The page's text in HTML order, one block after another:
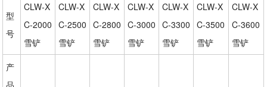
型
号
CLW-X
C-2000
雪铲
CLW-X
C-2500
雪铲
CLW-X
C-2800
雪铲
CLW-X
C-3000
雪铲
CLW-X
C-3300
雪铲
CLW-X
C-3500
雪铲
CLW-X
C-3600
雪铲
产
品